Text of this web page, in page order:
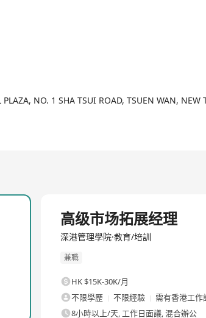
NO. 1 SHA TSUI ROAD, TSUEN WAN, NEW
高级市场拓展经理
深港管理學院·教育/培訓
兼職
HK $15K-30K/月
不限學歷
不限經驗
需有香港工作
8小時以上/天, 工作日面議, 混合辦公